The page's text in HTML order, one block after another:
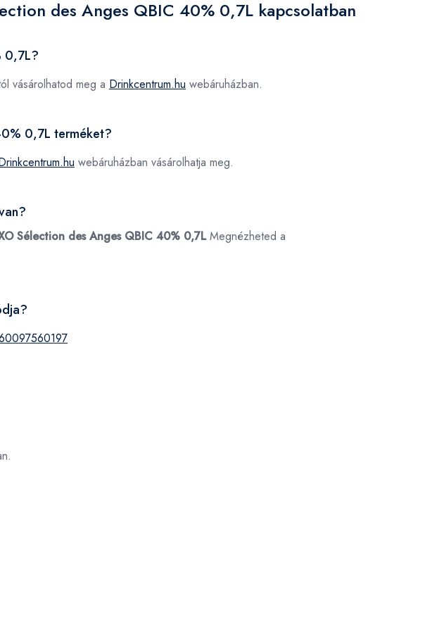
des Anges QBIC 40% 0,7L kapcsolatban
0,7L?
vásárolhatod meg a Drinkcentrum.hu webáruházban.
0,7L terméket?
webáruházban vásárolhatja meg.
Sélection des Anges QBIC 40% 0,7LMegnézheted a